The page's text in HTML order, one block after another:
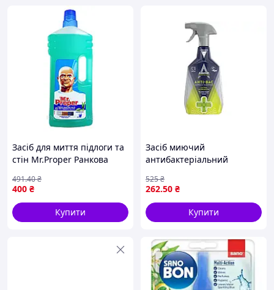
Засіб для миття підлоги та
стін Mr.Proper Ранкова
400 ₴
491.40₴
Купити
Засіб миючий
антибактеріальний
очищає дезінфікує без
хлору 750мл
262.50 ₴
525₴
Купити